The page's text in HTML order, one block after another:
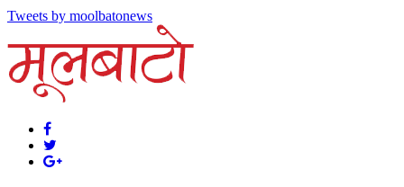
Tweets by moolbatonews